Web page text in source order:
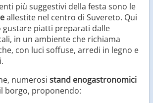
più suggestivi della festa sono le
allestite nel centro di Suvereto. Qui
gustare piatti preparati dalle
in un ambiente che richiama
con luci soffuse, arredi in legno e
numerosi stand enogastronomici
borgo, proponendo: